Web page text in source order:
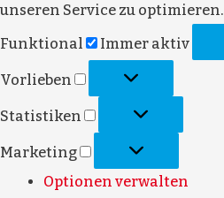
unseren Service zu optimieren.
Funktional
Funktional
Immer aktiv
Vorlieben Vorlieben
Statistiken Statistiken
Marketing Marketing
Optionen verwalten